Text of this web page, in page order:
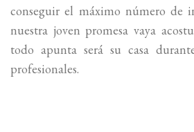
conseguir el máximo número de
nuestra joven promesa vaya
todo apunta será su casa
profesionales.